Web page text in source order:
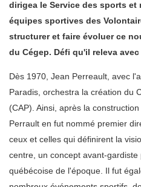
dirigea le Service des sports et
équipes sportives des
structurer et faire évoluer ce
du Cégep. Défi qu'il releva
Dès 1970, Jean Perreault, avec
Paradis, orchestra la création du
(CAP). Ainsi, après la
Perrault en fut nommé premier
ceux et celles qui définirent la
centre, un concept avant-gardiste
québécoise de l'époque. Il fut